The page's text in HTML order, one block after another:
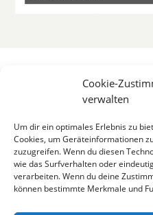
Cookie-
verwalten
Um dir ein optimales Erlebnis zu
Cookies, um Geräteinformationen
zuzugreifen. Wenn du diesen
wie das Surfverhalten oder
verarbeiten. Wenn du deine
können bestimmte Merkmale und